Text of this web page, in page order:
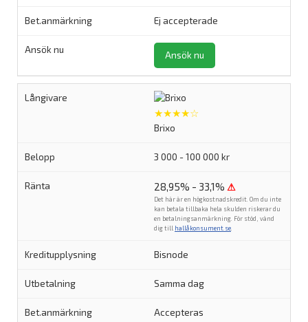
Ej accepterade
Ansök nu
★★★★☆
Brixo
3 000 - 100 000 kr
28,95% - 33,1% ⚠
Det här är en högkostnadskredit. Om du inte
kan betala tillbaka hela skulden riskerar du
en betalningsanmärkning. För stöd, vänd
dig till hallåkonsument.se
Bisnode
Samma dag
Accepteras